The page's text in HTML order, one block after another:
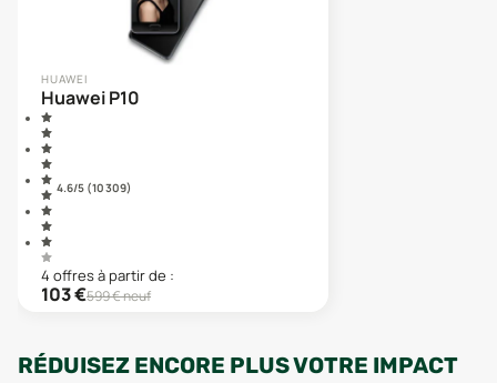
HUAWEI
Huawei P10
4.6/5 (10 309)
4 offresà partir de :
103€599€ neuf
RÉDUISEZ ENCORE PLUS VOTRE IMPACT